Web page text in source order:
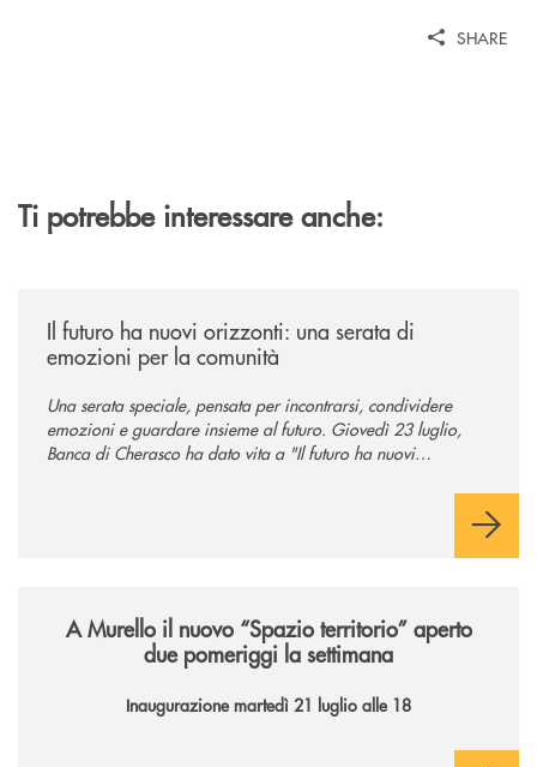
SHARE
Ti potrebbe interessare anche:
Il futuro ha nuovi orizzonti: una serata di
emozioni per la comunità
Una serata speciale, pensata per incontrarsi, condividere
emozioni e guardare insieme al futuro. Giovedì 23 luglio,
Banca di Cherasco ha dato vita a "Il futuro ha nuovi
A Murello il nuovo “Spazio territorio” aperto
due pomeriggi la settimana
Inaugurazione martedì 21 luglio alle 18